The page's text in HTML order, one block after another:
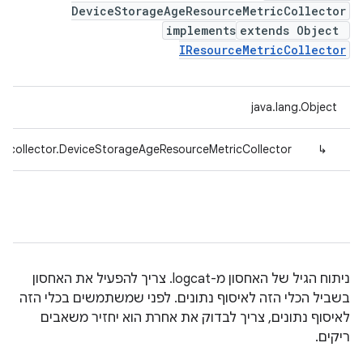
DeviceStorageAgeResourceMetricCollector
extends Object
implements
IResourceMetricCollector
java.lang.Object
↳
ניתוח הגיל של האחסון מ-logcat. צריך להפעיל את האחסון
בשביל הכלי הזה לאיסוף נתונים. לפני שמשתמשים בכלי הזה
לאיסוף נתונים, צריך לבדוק את אחרת הוא יחזיר משאבים
ריקים.